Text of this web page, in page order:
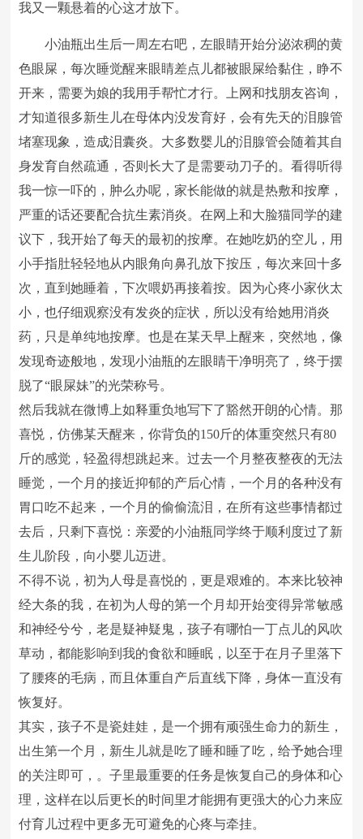
我又一颗悬着的心这才放下。
小油瓶出生后一周左右吧，左眼睛开始分泌浓稠的黄
色眼屎，每次睡觉醒来眼睛差点儿都被眼屎给黏住，睁不
开来，需要为娘的我用手帮忙才行。上网和找朋友咨询，
才知道很多新生儿在母体内没发育好，会有先天的泪腺管
堵塞现象，造成泪囊炎。大多数婴儿的泪腺管会随着其自
身发育自然疏通，否则长大了是需要动刀子的。看得听得
我一惊一吓的，肿么办呢，家长能做的就是热敷和按摩，
严重的话还要配合抗生素消炎。在网上和大脸猫同学的建
议下，我开始了每天的最初的按摩。在她吃奶的空儿，用
小手指肚轻轻地从内眼角向鼻孔放下按压，每次来回十多
次，直到她睡着，下次喂奶再接着按。因为心疼小家伙太
小，也仔细观察没有发炎的症状，所以没有给她用消炎
药，只是单纯地按摩。也是在某天早上醒来，突然地，像
发现奇迹般地，发现小油瓶的左眼睛干净明亮了，终于摆
脱了“眼屎妹”的光荣称号。
然后我就在微博上如释重负地写下了豁然开朗的心情。那
喜悦，仿佛某天醒来，你背负的150斤的体重突然只有80
斤的感觉，轻盈得想跳起来。过去一个月整夜整夜的无法
睡觉，一个月的接近抑郁的产后心情，一个月的各种没有
胃口吃不起来，一个月的偷偷流泪，在所有这些事情都过
去后，只剩下喜悦：亲爱的小油瓶同学终于顺利度过了新
生儿阶段，向小婴儿迈进。
不得不说，初为人母是喜悦的，更是艰难的。本来比较神
经大条的我，在初为人母的第一个月却开始变得异常敏感
和神经兮兮，老是疑神疑鬼，孩子有哪怕一丁点儿的风吹
草动，都能影响到我的食欲和睡眠，以至于在月子里落下
了腰疼的毛病，而且体重自产后直线下降，身体一直没有
恢复好。
其实，孩子不是瓷娃娃，是一个拥有顽强生命力的新生，
出生第一个月，新生儿就是吃了睡和睡了吃，给予她合理
的关注即可，。子里最重要的任务是恢复自己的身体和心
理，这样在以后更长的时间里才能拥有更强大的心力来应
付育儿过程中更多无可避免的心疼与牵挂。